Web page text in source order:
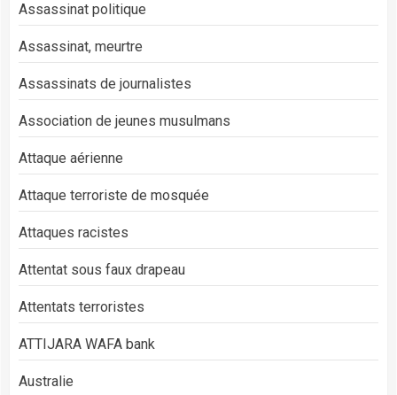
Assassinat politique
Assassinat, meurtre
Assassinats de journalistes
Association de jeunes musulmans
Attaque aérienne
Attaque terroriste de mosquée
Attaques racistes
Attentat sous faux drapeau
Attentats terroristes
ATTIJARA WAFA bank
Australie